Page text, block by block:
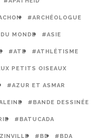
#ARCHÉOLOGUE
MONDE #ASIE
#ATE #ATHLÉTISME
PETITS OISEAUX
#AZUR ET ASMAR
#BANDE DESSINÉE
#BATUCADA
#BD #BDA